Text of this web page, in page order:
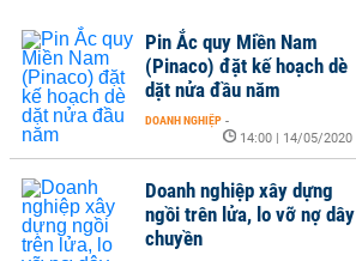
Pin Ắc quy Miền Nam
(Pinaco) đặt kế hoạch dè
dặt nửa đầu năm
DOANH NGHIỆP -
14:00 | 14/05/2020
Doanh nghiệp xây dựng
ngồi trên lửa, lo vỡ nợ dây
chuyền